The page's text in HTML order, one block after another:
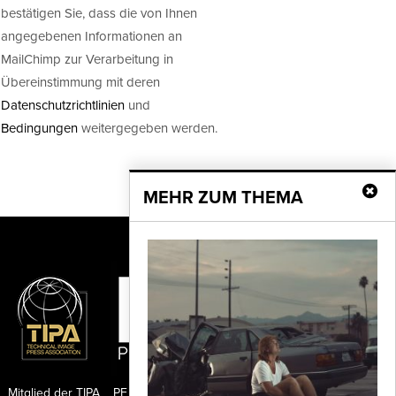
bestätigen Sie, dass die von Ihnen
angegebenen Informationen an
MailChimp zur Verarbeitung in
Übereinstimmung mit deren
Datenschutzrichtlinien und
Bedingungenweitergegeben werden.
MEHR ZUM THEMA
PF Publishing GmbH
Mitglied der TIPA